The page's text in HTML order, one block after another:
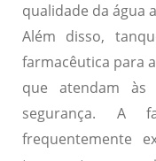
qualidade da água
Além disso,
farmacêutica para
que atendam às
segurança. A
frequentemente